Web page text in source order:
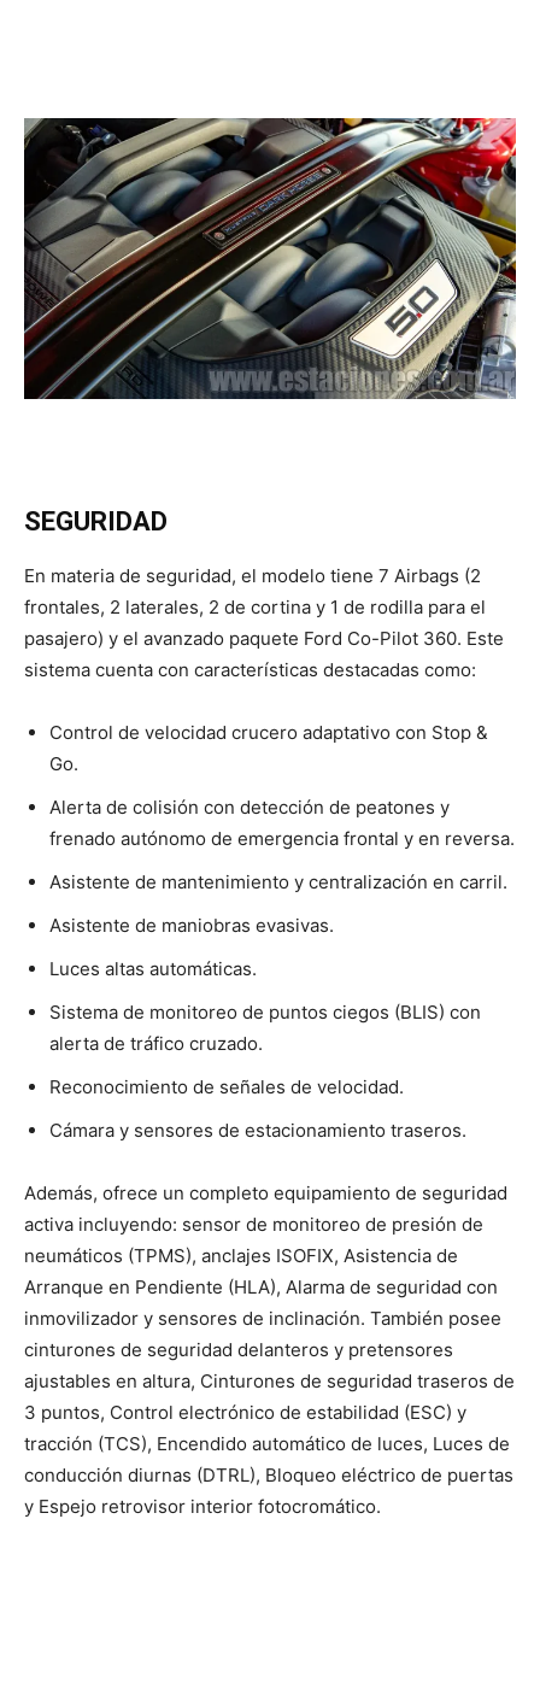
SEGURIDAD
En materia de seguridad, el modelo tiene 7 Airbags (2
frontales, 2 laterales, 2 de cortina y 1 de rodilla para el
pasajero) y el avanzado paquete Ford Co-Pilot 360. Este
sistema cuenta con características destacadas como:
Control de velocidad crucero adaptativo con Stop &
Go.
Alerta de colisión con detección de peatones y
frenado autónomo de emergencia frontal y en reversa.
Asistente de mantenimiento y centralización en carril.
Asistente de maniobras evasivas.
Luces altas automáticas.
Sistema de monitoreo de puntos ciegos (BLIS) con
alerta de tráfico cruzado.
Reconocimiento de señales de velocidad.
Cámara y sensores de estacionamiento traseros.
Además, ofrece un completo equipamiento de seguridad
activa incluyendo: sensor de monitoreo de presión de
neumáticos (TPMS), anclajes ISOFIX, Asistencia de
Arranque en Pendiente (HLA), Alarma de seguridad con
inmovilizador y sensores de inclinación. También posee
cinturones de seguridad delanteros y pretensores
ajustables en altura, Cinturones de seguridad traseros de
3 puntos, Control electrónico de estabilidad (ESC) y
tracción (TCS), Encendido automático de luces, Luces de
conducción diurnas (DTRL), Bloqueo eléctrico de puertas
y Espejo retrovisor interior fotocromático.